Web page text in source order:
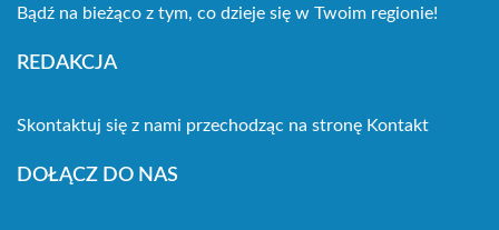
Bądź na bieżąco z tym, co dzieje się w Twoim regionie!
REDAKCJA
Skontaktuj się z nami przechodząc na stronę Kontakt
DOŁĄCZ DO NAS